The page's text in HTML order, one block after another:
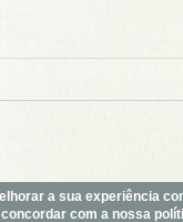
a sua experiência
com a nossa